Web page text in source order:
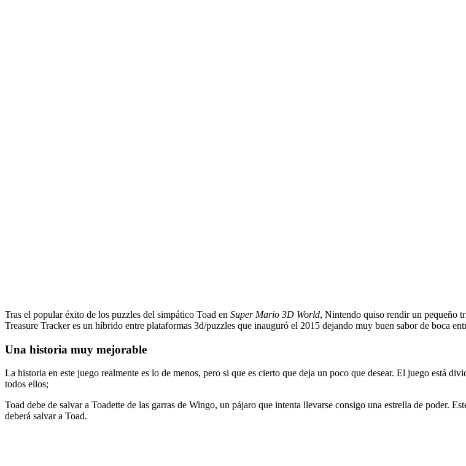
Tras el popular éxito de los puzzles del simpático Toad en Super Mario 3D World, Nintendo quiso rendir un pequeño
Treasure Tracker es un híbrido entre plataformas 3d/puzzles que inauguró el 2015 dejando muy buen sabor de boca
Una historia muy mejorable
La historia en este juego realmente es lo de menos, pero si que es cierto que deja un poco que desear. El juego está
todos ellos;
Toad debe de salvar a Toadette de las garras de Wingo, un pájaro que intenta llevarse consigo una estrella de poder.
deberá salvar a Toad.